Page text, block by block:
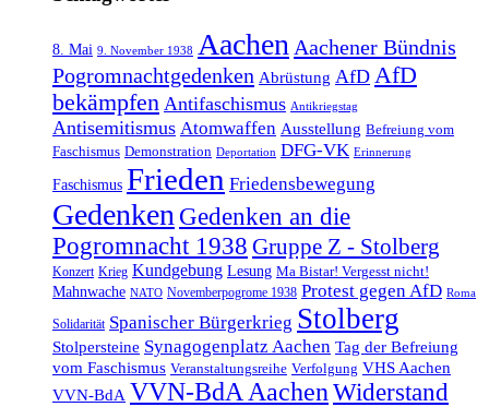
8. Mai 9. November 1938 Aachen Aachener Bündnis
Pogromnachtgedenken Abrüstung AfD AfD
bekämpfen Antifaschismus Antikriegstag
Antisemitismus Atomwaffen Ausstellung Befreiung vom
Faschismus Demonstration Deportation DFG-VK Erinnerung
Faschismus Frieden Friedensbewegung
Gedenken Gedenken an die
Pogromnacht 1938 Gruppe Z - Stolberg
Konzert Krieg Kundgebung Lesung Ma Bistar! Vergesst nicht!
Mahnwache NATO Novemberpogrome 1938 Protest gegen AfD Roma
Solidarität Spanischer Bürgerkrieg Stolberg
Stolpersteine Synagogenplatz Aachen Tag der Befreiung
vom Faschismus Veranstaltungsreihe Verfolgung VHS Aachen
VVN-BdA VVN-BdA AachenWiderstand